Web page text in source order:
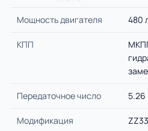
Мощность двигателя 480
КПП
Передаточное число 5.26
Модификация